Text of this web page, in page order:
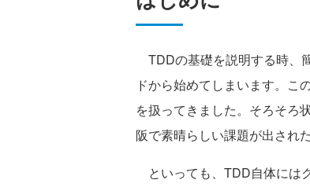
TDDの基礎を説明する時、
ドから始めてしまいます。こ
を扱ってきました。そろそろ
阪で素晴らしい課題が出され
といっても、TDD自体には